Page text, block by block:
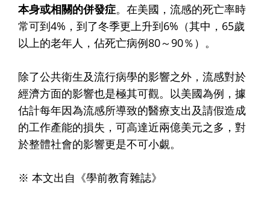
本身或相關的併發症。在美國，流感的死亡率時
常可到4%，到了冬季更上升到6%（其中，65歲
以上的老年人，佔死亡病例80～90％）。
除了公共衛生及流行病學的影響之外，流感對於
經濟方面的影響也是極其可觀。以美國為例，據
估計每年因為流感所導致的醫療支出及請假造成
的工作產能的損失，可高達近兩億美元之多，對
於整體社會的影響更是不可小覷。
※ 本文出自《學前教育雜誌》